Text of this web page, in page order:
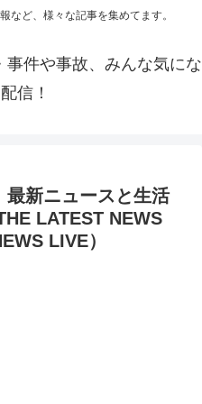
など、様々な記事を集めてます。
件や事故、みんな気にな
信！
最新ニュースと生活
LATEST NEWS
LIVE）